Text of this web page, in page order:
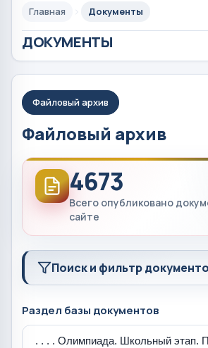
Главная Документы
ДОКУМЕНТЫ
Файловый архив
Файловый архив
4673
Всего опубликовано
сайте
Поиск и фильтр
Раздел базы документов